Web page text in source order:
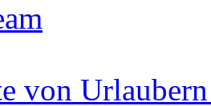
von